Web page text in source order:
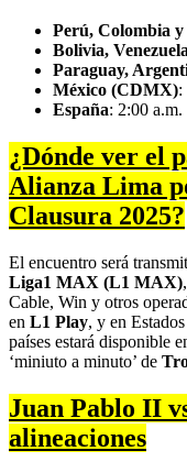
Perú, Colombia
Bolivia,
Paraguay,
México (CDMX):
España: 2:00
¿Dónde ver el
Alianza Lima
Clausura 2025?
El encuentro será
Liga1 MAX (L1 MAX)
Cable, Win y otros
en L1 Play, y en
países estará disponible
‘miniuto a minuto’ de
Juan Pablo II
alineaciones